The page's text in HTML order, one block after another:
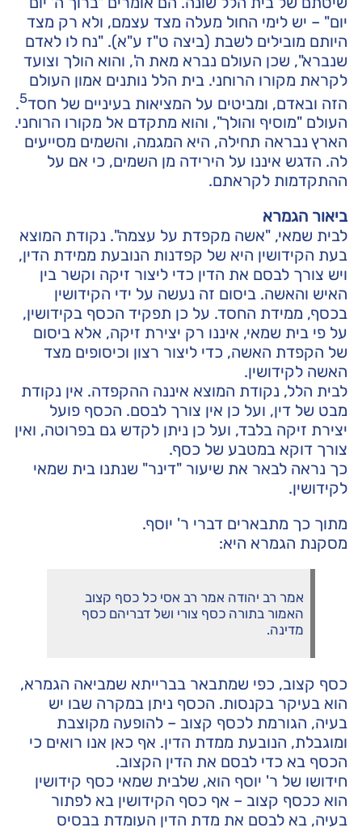
יום" – יש לימי החול מעלה מצד עצמם, ולא רק מצד
היותם מובילים לשבת (ביצה ט"ז ע"א). "נח לו לאדם
שנברא", שכן העולם נברא מאת ה', והוא הולך וצועד
לקראת מקורו הרוחני. בית הלל נותנים אמון העולם
הזה ובאדם, ומביטים על המציאות בעיניים של חסד5
.
העולם "מוסיף והולך", והוא מתקדם אל מקורו הרוחני.
הארץ נבראה תחילה, היא המגמה, והשמים מסייעים
לה. הדגש איננו על הירידה מן השמים, כי אם על
ההתקדמות לקראתם.
ביאור הגמרא
לבית שמאי, "אשה מקפדת על עצמה". נקודת המוצא
בעת הקידושין היא של קפדנות הנובעת ממידת הדין,
ויש צורך לבסם את הדין כדי ליצור זיקה וקשר בין
האיש והאשה. ביסום זה נעשה על ידי הקידושין
בכסף, ממידת החסד. על כן תפקיד הכסף בקידושין,
על פי בית שמאי, איננו רק יצירת זיקה, אלא ביסום
של הקפדת האשה, כדי ליצור רצון וכיסופים מצד
האשה לקידושין.
לבית הלל, נקודת המוצא איננה ההקפדה. אין נקודת
מבט של דין, ועל כן אין צורך לבסם. הכסף פועל
יצירת זיקה בלבד, ועל כן ניתן לקדש גם בפרוטה, ואין
צורך דוקא במטבע של כסף.
כך נראה לבאר את שיעור "דינר" שנתנו בית שמאי
לקידושין.
מתוך כך מתבארים דברי ר' יוסף.
מסקנת הגמרא היא:
אמר רב יהודה אמר רב אסי כל כסף קצוב
האמור בתורה כסף צורי ושל דבריהם כסף
מדינה.
כסף קצוב, כפי שמתבאר בברייתא שמביאה הגמרא,
הוא בעיקר בקנסות. הכסף ניתן במקרה שבו יש
בעיה, הגורמת לכסף קצוב – להופעה מקוצבת
ומוגבלת, הנובעת ממדת הדין. אף כאן אנו רואים כי
הכסף בא כדי לבסם את הדין הקצוב.
חידושו של ר' יוסף הוא, שלבית שמאי כסף קידושין
הוא ככסף קצוב – אף כסף הקידושין בא לפתור
בעיה, בא לבסם את מדת הדין העומדת בבסיס